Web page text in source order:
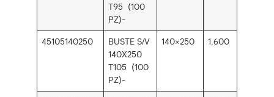
T95 (100
PZ)-
45105140250
BUSTE S/V
140X250
T105 (100
PZ)-
140×250 1.600